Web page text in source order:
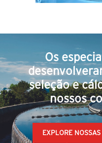
Os
seleção e
nossos
EXPLORE